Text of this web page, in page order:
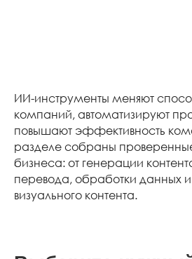
ИИ-инструменты меняют
компаний, автоматизируют
повышают эффективность
разделе собраны
бизнеса: от генерации
перевода, обработки данных
визуального контента.